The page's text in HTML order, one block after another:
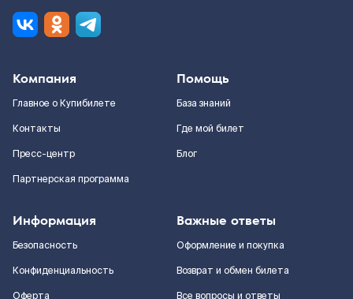
Компания
Главное о Купибилете
Контакты
Пресс-центр
Партнерская программа
Помощь
База знаний
Где мой билет
Блог
Информация
Безопасность
Конфиденциальность
Оферта
Важные ответы
Оформление и покупка
Возврат и обмен билета
Все вопросы и ответы